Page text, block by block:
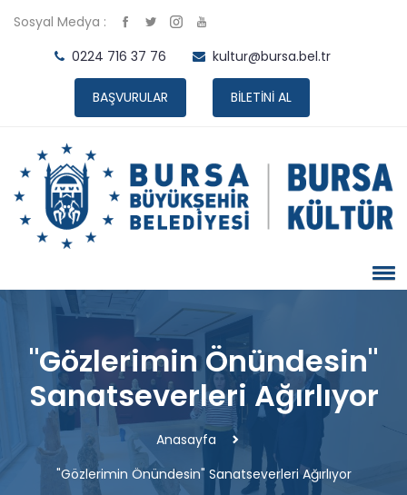
Sosyal Medya :
0224 716 37 76
kultur@bursa.bel.tr
BAŞVURULAR BİLETİNİ AL
"Gözlerimin Önündesin"
Sanatseverleri Ağırlıyor
Anasayfa
"Gözlerimin Önündesin" Sanatseverleri Ağırlıyor